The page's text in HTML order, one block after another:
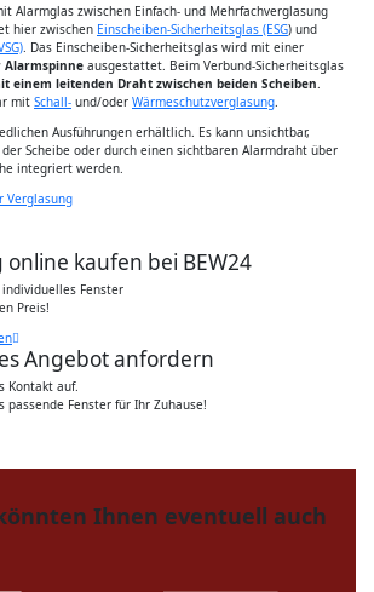
Alarmglas zwischen Einfach- und Mehrfachverglasung
hier zwischen Einscheiben-Sicherheitsglas (ESG) und
. Das Einscheiben-Sicherheitsglas wird mit einer
Alarmspinne ausgestattet. Beim Verbund-Sicherheitsglas
einem leitenden Draht zwischen beiden Scheiben
mit Schall- und/oder Wärmeschutzverglasung
Ausführungen erhältlich. Es kann unsichtbar,
Scheibe oder durch einen sichtbaren Alarmdraht über
integriert werden.
Verglasung
kaufen bei BEW24
Fenster
Preis!
Angebot anfordern
Kontakt auf.
passende Fenster für Ihr Zuhause!
Ihnen eventuell auch